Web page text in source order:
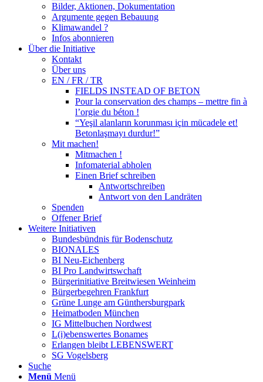
Bilder, Aktionen, Dokumentation
Argumente gegen Bebauung
Klimawandel ?
Infos abonnieren
Über die Initiative
Kontakt
Über uns
EN / FR / TR
FIELDS INSTEAD OF BETON
Pour la conservation des champs – mettre fin à
l’orgie du béton !
“Yeşil alanların korunması için mücadele et!
Betonlaşmayı durdur!”
Mit machen!
Mitmachen !
Infomaterial abholen
Einen Brief schreiben
Antwortschreiben
Antwort von den Landräten
Spenden
Offener Brief
Weitere Initiativen
Bundesbündnis für Bodenschutz
BIONALES
BI Neu-Eichenberg
BI Pro Landwirtswchaft
Bürgerinitiative Breitwiesen Weinheim
Bürgerbegehren Frankfurt
Grüne Lunge am Günthersburgpark
Heimatboden München
IG Mittelbuchen Nordwest
L(i)ebenswertes Bonames
Erlangen bleibt LEBENSWERT
SG Vogelsberg
Suche
Menü Menü